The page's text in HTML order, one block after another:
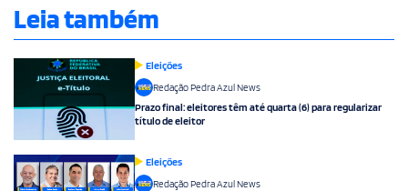
Leia também
Eleições
Redação Pedra Azul News
Prazo final: eleitores têm até quarta (6) para regularizar
título de eleitor
Eleições
Redação Pedra Azul News